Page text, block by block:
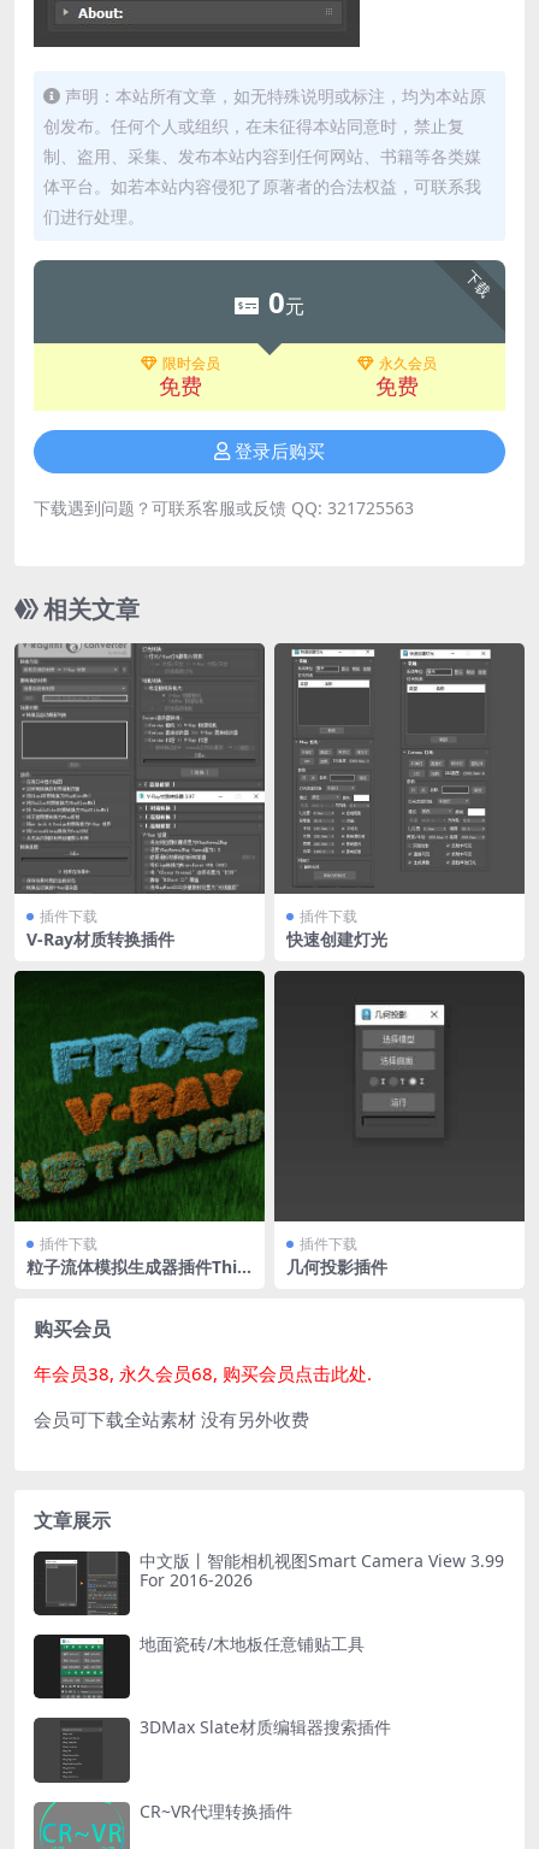
声明：本站所有文章，如无特殊说明或标注，均为本站原
创发布。任何个人或组织，在未征得本站同意时，禁止复
制、盗用、采集、发布本站内容到任何网站、书籍等各类媒
体平台。如若本站内容侵犯了原著者的合法权益，可联系我
们进行处理。
下载
0元
限时会员
免费
永久会员
免费
登录后购买
下载遇到问题？可联系客服或反馈 QQ: 321725563
相关文章
插件下载
V-Ray材质转换插件
插件下载
快速创建灯光
插件下载
粒子流体模拟生成器插件Thin
插件下载
几何投影插件
购买会员
年会员38, 永久会员68, 购买会员点击此处.
会员可下载全站素材 没有另外收费
文章展示
中文版丨智能相机视图Smart Camera View 3.99
For 2016-2026
地面瓷砖/木地板任意铺贴工具
3DMax Slate材质编辑器搜索插件
CR~VR代理转换插件